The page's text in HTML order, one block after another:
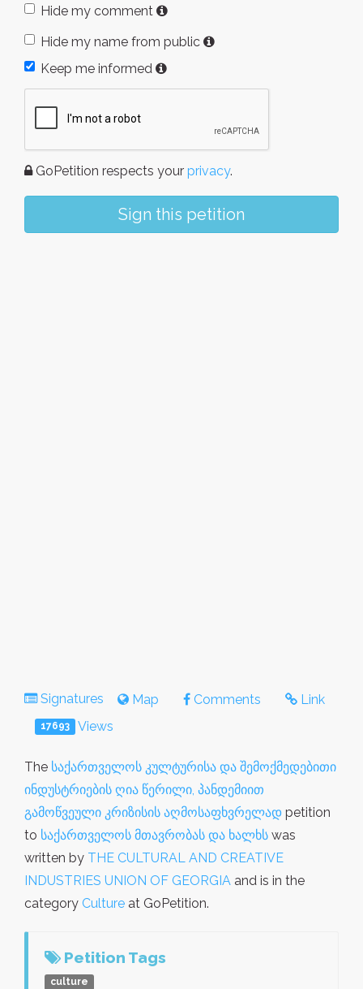
Hide my comment
Hide my name from public
Keep me informed
GoPetition respects your privacy.
Sign this petition
Signatures Map Comments Link
17693 Views
The საქართველოს კულტურისა და შემოქმედებითი
ინდუსტრიების ღია წერილი, პანდემიით
გამოწვეული კრიზისის აღმოსაფხვრელად petition
to საქართველოს მთავრობას და ხალხს was
written by THE CULTURAL AND CREATIVE
INDUSTRIES UNION OF GEORGIA and is in the
category Culture at GoPetition.
Petition Tags
culture